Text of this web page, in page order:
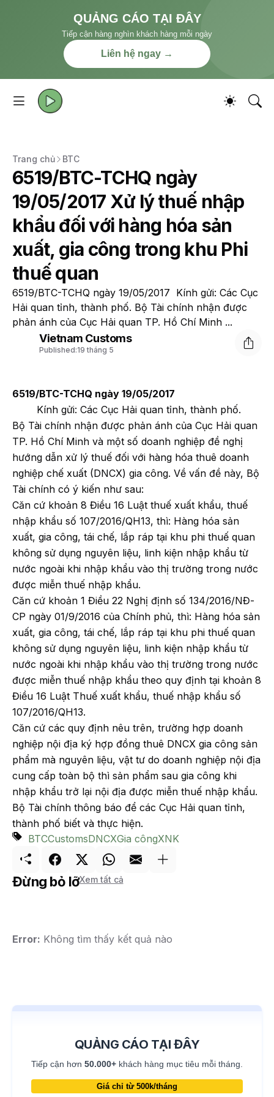
QUẢNG CÁO TẠI ĐÂY
Tiếp cận hàng nghìn khách hàng mỗi ngày
Liên hệ ngay →
Trang chủ BTC
6519/BTC-TCHQ ngày
19/05/2017 Xử lý thuế nhập
khẩu đối với hàng hóa sản
xuất, gia công trong khu Phi
thuế quan
6519/BTC-TCHQ ngày 19/05/2017 Kính gửi: Các Cục
Hải quan tỉnh, thành phố. Bộ Tài chính nhận được
phản ánh của Cục Hải quan TP. Hồ Chí Minh ...
Vietnam Customs
Published:19 tháng 5
6519/BTC-TCHQ ngày 19/05/2017
Kính gửi: Các Cục Hải quan tỉnh, thành phố.
Bộ Tài chính nhận được phản ánh của Cục Hải quan
TP. Hồ Chí Minh và một số doanh nghiệp đề nghị
hướng dẫn xử lý thuế đối với hàng hóa thuê doanh
nghiệp chế xuất (DNCX) gia công. Về vấn đề này, Bộ
Tài chính có ý kiến như sau:
Căn cứ khoản 8 Điều 16 Luật thuế xuất khẩu, thuế
nhập khẩu số 107/2016/QH13, thì: Hàng hóa sản
xuất, gia công, tái chế, lắp ráp tại khu phi thuế quan
không sử dụng nguyên liệu, linh kiện nhập khẩu từ
nước ngoài khi nhập khẩu vào thị trường trong nước
được miễn thuế nhập khẩu.
Căn cứ khoản 1 Điều 22 Nghị định số 134/2016/NĐ-
CP ngày 01/9/2016 của Chính phủ, thì: Hàng hóa sản
xuất, gia công, tái chế, lắp ráp tại khu phi thuế quan
không sử dụng nguyên liệu, linh kiện nhập khẩu từ
nước ngoài khi nhập khẩu vào thị trường trong nước
được miễn thuế nhập khẩu theo quy định tại khoản 8
Điều 16 Luật Thuế xuất khẩu, thuế nhập khẩu số
107/2016/QH13.
Căn cứ các quy định nêu trên, trường hợp doanh
nghiệp nội địa ký hợp đồng thuê DNCX gia công sản
phẩm mà nguyên liệu, vật tư do doanh nghiệp nội địa
cung cấp toàn bộ thì sản phẩm sau gia công khi
nhập khẩu trở lại nội địa được miễn thuế nhập khẩu.
Bộ Tài chính thông báo để các Cục Hải quan tỉnh,
thành phố biết và thực hiện.
BTCCustomsDNCXGia côngXNK
Đừng bỏ lỡXem tất cả
Error: Không tìm thấy kết quả nào
QUẢNG CÁO TẠI ĐÂY
Tiếp cận hơn 50.000+ khách hàng mục tiêu mỗi tháng.
Giá chỉ từ 500k/tháng